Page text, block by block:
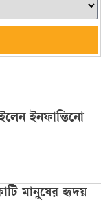
ইনফান্তিনো
মানুষের হৃদয়